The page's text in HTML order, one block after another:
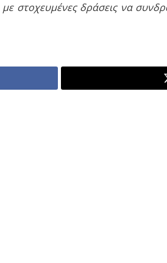
στοχευμένες δράσεις να